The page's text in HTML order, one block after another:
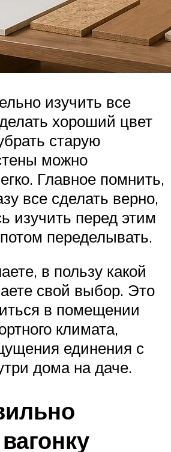
изучить все
хороший цвет
старую
можно
Главное помнить,
все сделать верно,
изучить перед этим
переделывать.
в пользу какой
свой выбор. Это
в помещении
климата,
единения с
дома на даче.